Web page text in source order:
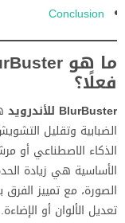
Conclusion
فعلًا؟
BlurBuster للأندرويد
الضبابية وتقليل
الذكاء الاصطناعي أو
الأساسية هي زيادة
الصورة، مع تمييز الفرق
تعديل الألوان أو الإضاءة.